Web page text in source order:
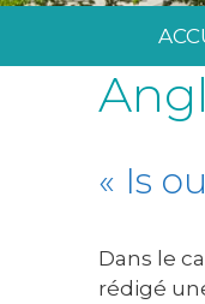
« Is
Dans le
rédigé